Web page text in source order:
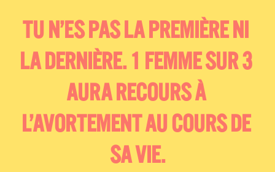
TU N’ES PAS LA PREMIÈRE NI
LA DERNIÈRE. 1 FEMME SUR 3
AURA RECOURS À
L’AVORTEMENT AU COURS DE
SA VIE.